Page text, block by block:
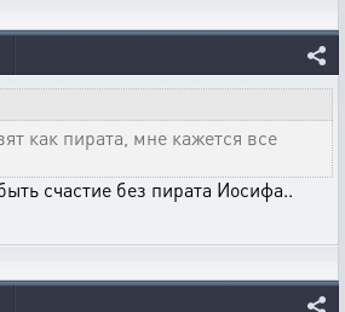
как пирата, мне кажется все
счастие без пирата Иосифа..